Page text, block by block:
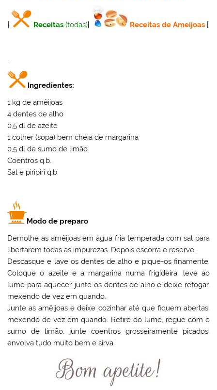
Receitas (todas) Receitas de Ameijoas
.
Ingredientes:
1 kg de amêijoas
4 dentes de alho
0,5 dl de azeite
1 colher (sopa) bem cheia de margarina
0,5 dl de sumo de limão
Coentros q.b.
Sal e piripiri q.b
Modo de preparo
Demolhe as amêijoas em água fria temperada com sal para
libertarem todas as impurezas. Depois escorra e reserve.
Descasque e lave os dentes de alho e pique-os finamente.
Coloque o azeite e a margarina numa frigideira, leve ao
lume para aquecer, junte os dentes de alho e deixe refogar,
mexendo de vez em quando.
Junte as amêijoas e deixe cozinhar até que fiquem abertas,
mexendo de vez em quando. Retire do lume, regue com o
sumo de limão, junte coentros grosseiramente picados,
envolva tudo muito bem e sirva.